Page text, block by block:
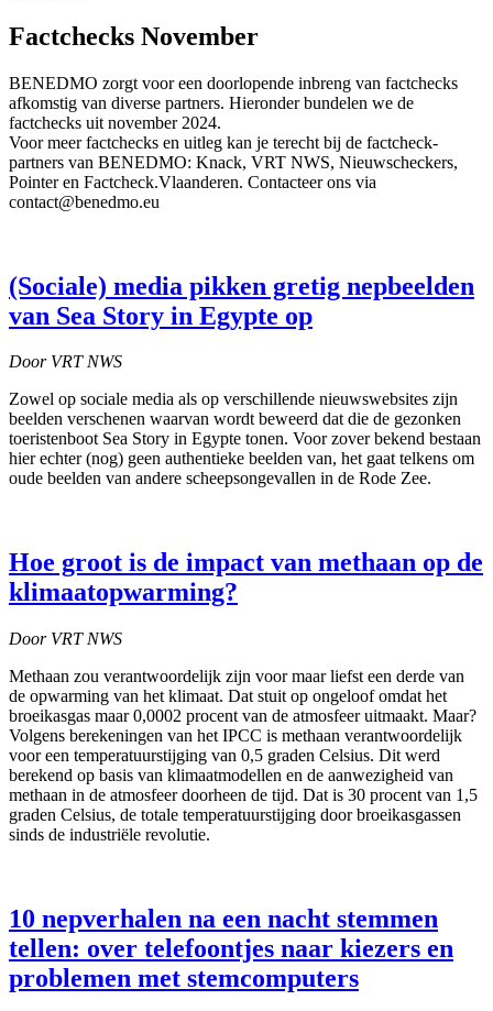
Factchecks November
BENEDMO zorgt voor een doorlopende inbreng van factchecks
afkomstig van diverse partners. Hieronder bundelen we de
factchecks uit november 2024.
Voor meer factchecks en uitleg kan je terecht bij de factcheck-
partners van BENEDMO: Knack, VRT NWS, Nieuwscheckers,
Pointer en Factcheck.Vlaanderen. Contacteer ons via
contact@benedmo.eu
(Sociale) media pikken gretig nepbeelden
van Sea Story in Egypte op
Door VRT NWS
Zowel op sociale media als op verschillende nieuwswebsites zijn
beelden verschenen waarvan wordt beweerd dat die de gezonken
toeristenboot Sea Story in Egypte tonen. Voor zover bekend bestaan
hier echter (nog) geen authentieke beelden van, het gaat telkens om
oude beelden van andere scheepsongevallen in de Rode Zee.
Hoe groot is de impact van methaan op de
klimaatopwarming?
Door VRT NWS
Methaan zou verantwoordelijk zijn voor maar liefst een derde van
de opwarming van het klimaat. Dat stuit op ongeloof omdat het
broeikasgas maar 0,0002 procent van de atmosfeer uitmaakt. Maar?
Volgens berekeningen van het IPCC is methaan verantwoordelijk
voor een temperatuurstijging van 0,5 graden Celsius. Dit werd
berekend op basis van klimaatmodellen en de aanwezigheid van
methaan in de atmosfeer doorheen de tijd. Dat is 30 procent van 1,5
graden Celsius, de totale temperatuurstijging door broeikasgassen
sinds de industriële revolutie.
10 nepverhalen na een nacht stemmen
tellen: over telefoontjes naar kiezers en
problemen met stemcomputers